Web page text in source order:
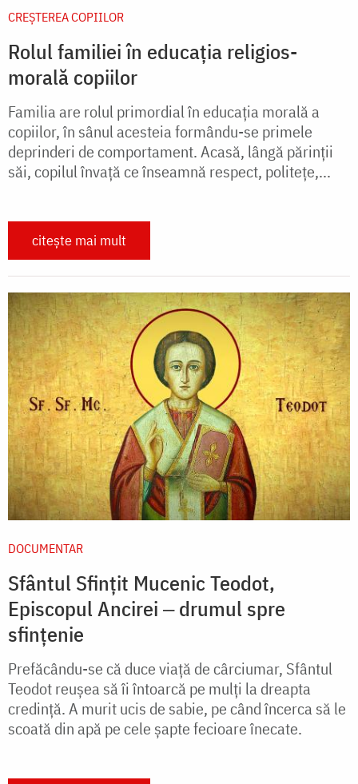
CREŞTEREA COPIILOR
Rolul familiei în educația religios-
morală copiilor
Familia are rolul primordial în educaţia morală a
copiilor, în sânul acesteia formându-se primele
deprinderi de comportament. Acasă, lângă părinţii
săi, copilul învaţă ce înseamnă respect, politeţe,...
citește mai mult
DOCUMENTAR
Sfântul Sfințit Mucenic Teodot,
Episcopul Ancirei ‒ drumul spre
sfințenie
Prefăcându-se că duce viață de cârciumar, Sfântul
Teodot reușea să îi întoarcă pe mulți la dreapta
credință. A murit ucis de sabie, pe când încerca să le
scoată din apă pe cele șapte fecioare înecate.